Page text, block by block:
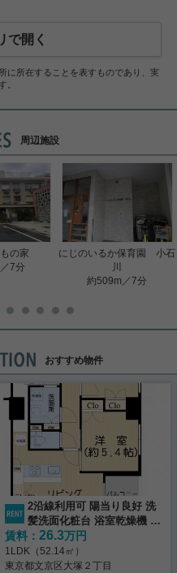
で開く
に所在することを表すものであり、実
。
周辺施設
の家
7分
にじのいるか保育園 小石
川
約509m／7分
おすすめ物件
2沿線利用可 陽当り良好 洗
髪洗面化粧台 浴室乾燥機 3
駅以上利用可
賃料： 26.3万円
1LDK（52.14㎡）
東京都文京区大塚２丁目